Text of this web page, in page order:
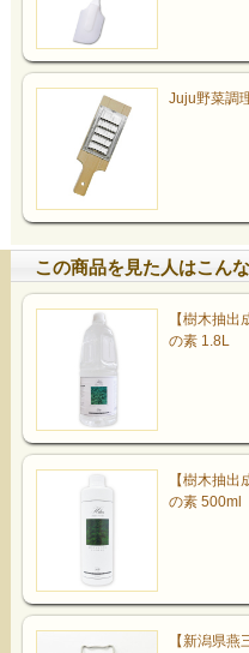
Juju野菜調
この商品を見た人はこん
【樹木抽
の素 1.8L
【樹木抽
の素 500ml
【新潟県